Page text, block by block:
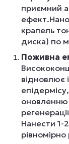
приємний
крапель
диска) по
Поживна
відновлює
оновленню
Нанести 1-2